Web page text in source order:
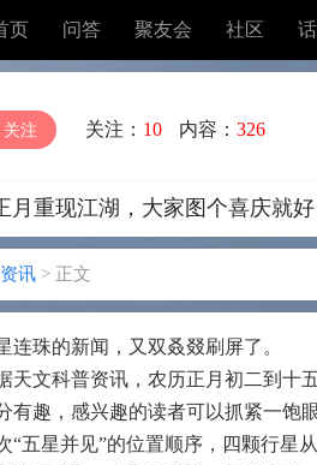
页 问答 聚友会 社区
关注 关注： 10 内容： 326
月重现江湖，大家图个喜庆就好
资讯 > 正文
连珠的新闻，又双叒叕刷屏了。
天文科普资讯，农历正月初二到十
有趣，感兴趣的读者可以抓紧一饱眼
“五星并见”的位置顺序，四颗行星